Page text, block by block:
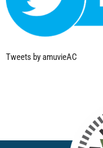
Tweets by amuvieAC